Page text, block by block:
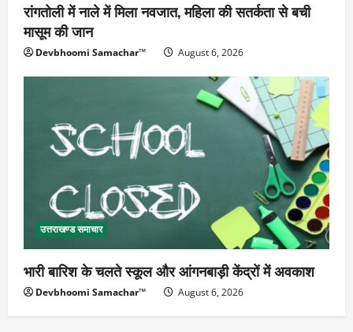
रांगतोली में नाले में मिला नवजात, महिला की सतर्कता से बची
मासूम की जान
Devbhoomi Samachar™ August 6, 2026
उत्तराखण्ड समाचार
भारी बारिश के चलते स्कूल और आंगनबाड़ी केंद्रों में अवकाश
Devbhoomi Samachar™ August 6, 2026